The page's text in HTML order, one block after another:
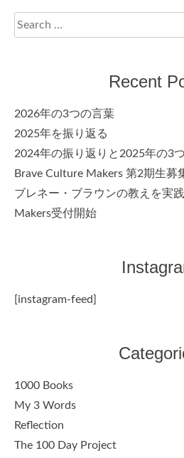
Search
for:
Recent
2026年の3つの言葉
2025年を振り返る
2024年の振り返りと2025年の3
Brave Culture Makers 第2期生募
ブレネー・ブラウンの教えを実
Makers受付開始
[instagram-feed]
1000 Books
My 3 Words
Reflection
The 100 Day Project